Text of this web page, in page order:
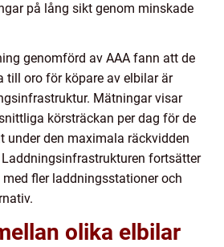
på lång sikt genom minskade
genomförd av AAA fann att de
till oro för köpare av elbilar är
Mätningar visar
körsträckan per dag för de
under den maximala räckvidden
Laddningsinfrastrukturen fortsätter
fler laddningsstationer och
olika elbilar